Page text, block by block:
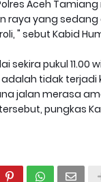
Aceh
raya yang sedang
" sebut Kabid
sekira pukul 11.00
tidak
jalan merasa
pungkas